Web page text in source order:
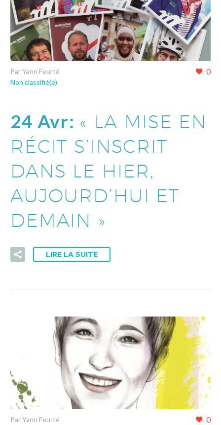
0
Par Yann Feurté
Non classifié(e)
24 Avr: « LA MISE EN
RÉCIT S’INSCRIT
DANS LE HIER,
AUJOURD’HUI ET
DEMAIN »
LIRE LA SUITE
0
Par Yann Feurté